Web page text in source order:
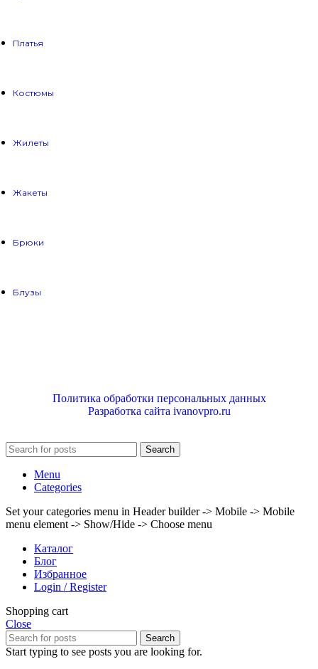
Платья
Костюмы
Жилеты
Жакеты
Брюки
Блузы
Политика обработки персональных данных
Разработка сайта ivanovpro.ru
Search
Menu
Categories
Set your categories menu in Header builder -> Mobile -> Mobile
menu element -> Show/Hide -> Choose menu
Каталог
Блог
Избранное
Login / Register
Shopping cart
Close
Search
Start typing to see posts you are looking for.